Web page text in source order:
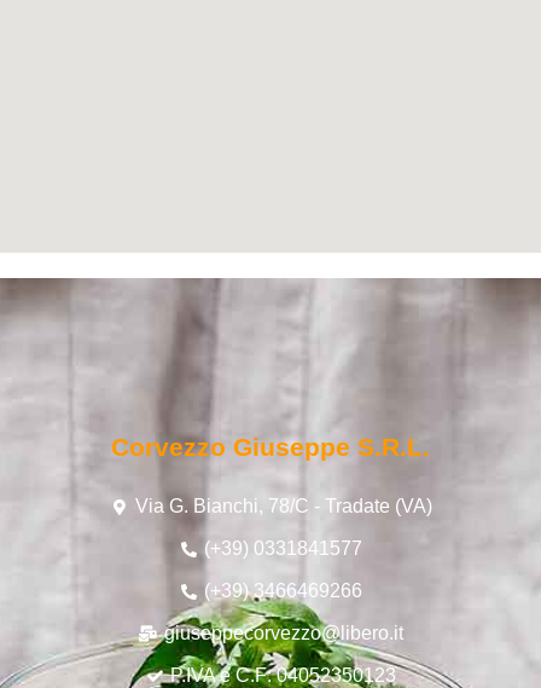
Corvezzo Giuseppe S.r.l.
Via G. Bianchi, 78/C - Tradate (VA)
(+39) 0331841577
(+39) 3466469266
giuseppecorvezzo@libero.it
P.IVA e C.F: 04052350123